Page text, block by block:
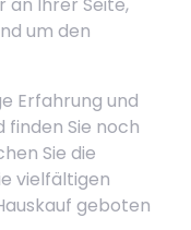
um den
Erfahrung und
finden Sie noch
Sie die
vielfältigen
geboten